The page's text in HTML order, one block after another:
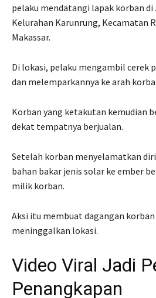
pelaku mendatangi lapak korban di
Kelurahan Karunrung, Kecamatan
Makassar.
Di lokasi, pelaku mengambil cerek
dan melemparkannya ke arah
Korban yang ketakutan kemudian
dekat tempatnya berjualan.
Setelah korban menyelamatkan
bahan bakar jenis solar ke ember
milik korban.
Aksi itu membuat dagangan
meninggalkan lokasi.
Video Viral Jadi
Penangkapan